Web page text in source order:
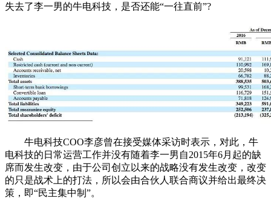
失去了李一男的牛电科技，是否还能“一往直前”?
牛电科技COO李彦曾在接受媒体采访时表示， 对此，牛
电科技的日常运营工作并没有随着李一男自2015年6月起的缺
席而发生改变，由于公司创立以来的战略没有发生改变，改变
的只是战术上的打法，所以会由合伙人联合商议并给出最终决
策，即“民主集中制”。